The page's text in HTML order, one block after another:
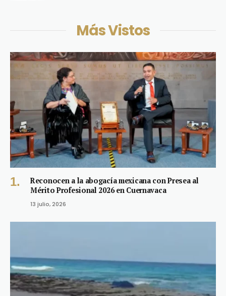
Más Vistos
Reconocen a la abogacía mexicana con Presea al
Mérito Profesional 2026 en Cuernavaca
13 julio, 2026